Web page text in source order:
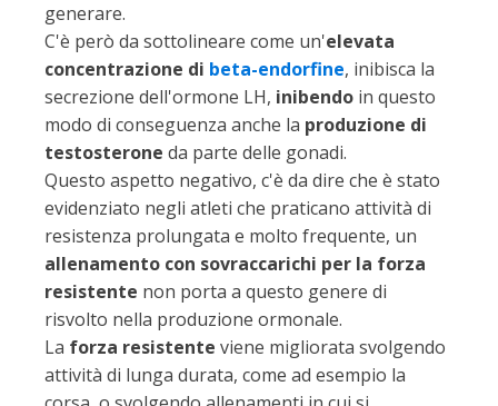
generare.
C'è però da sottolineare come un'elevata
concentrazione di beta-endorfine, inibisca la
secrezione dell'ormone LH, inibendo in questo
modo di conseguenza anche la produzione di
testosterone da parte delle gonadi.
Questo aspetto negativo, c'è da dire che è stato
evidenziato negli atleti che praticano attività di
resistenza prolungata e molto frequente, un
allenamento con sovraccarichi per la forza
resistente non porta a questo genere di
risvolto nella produzione ormonale.
La forza resistente viene migliorata svolgendo
attività di lunga durata, come ad esempio la